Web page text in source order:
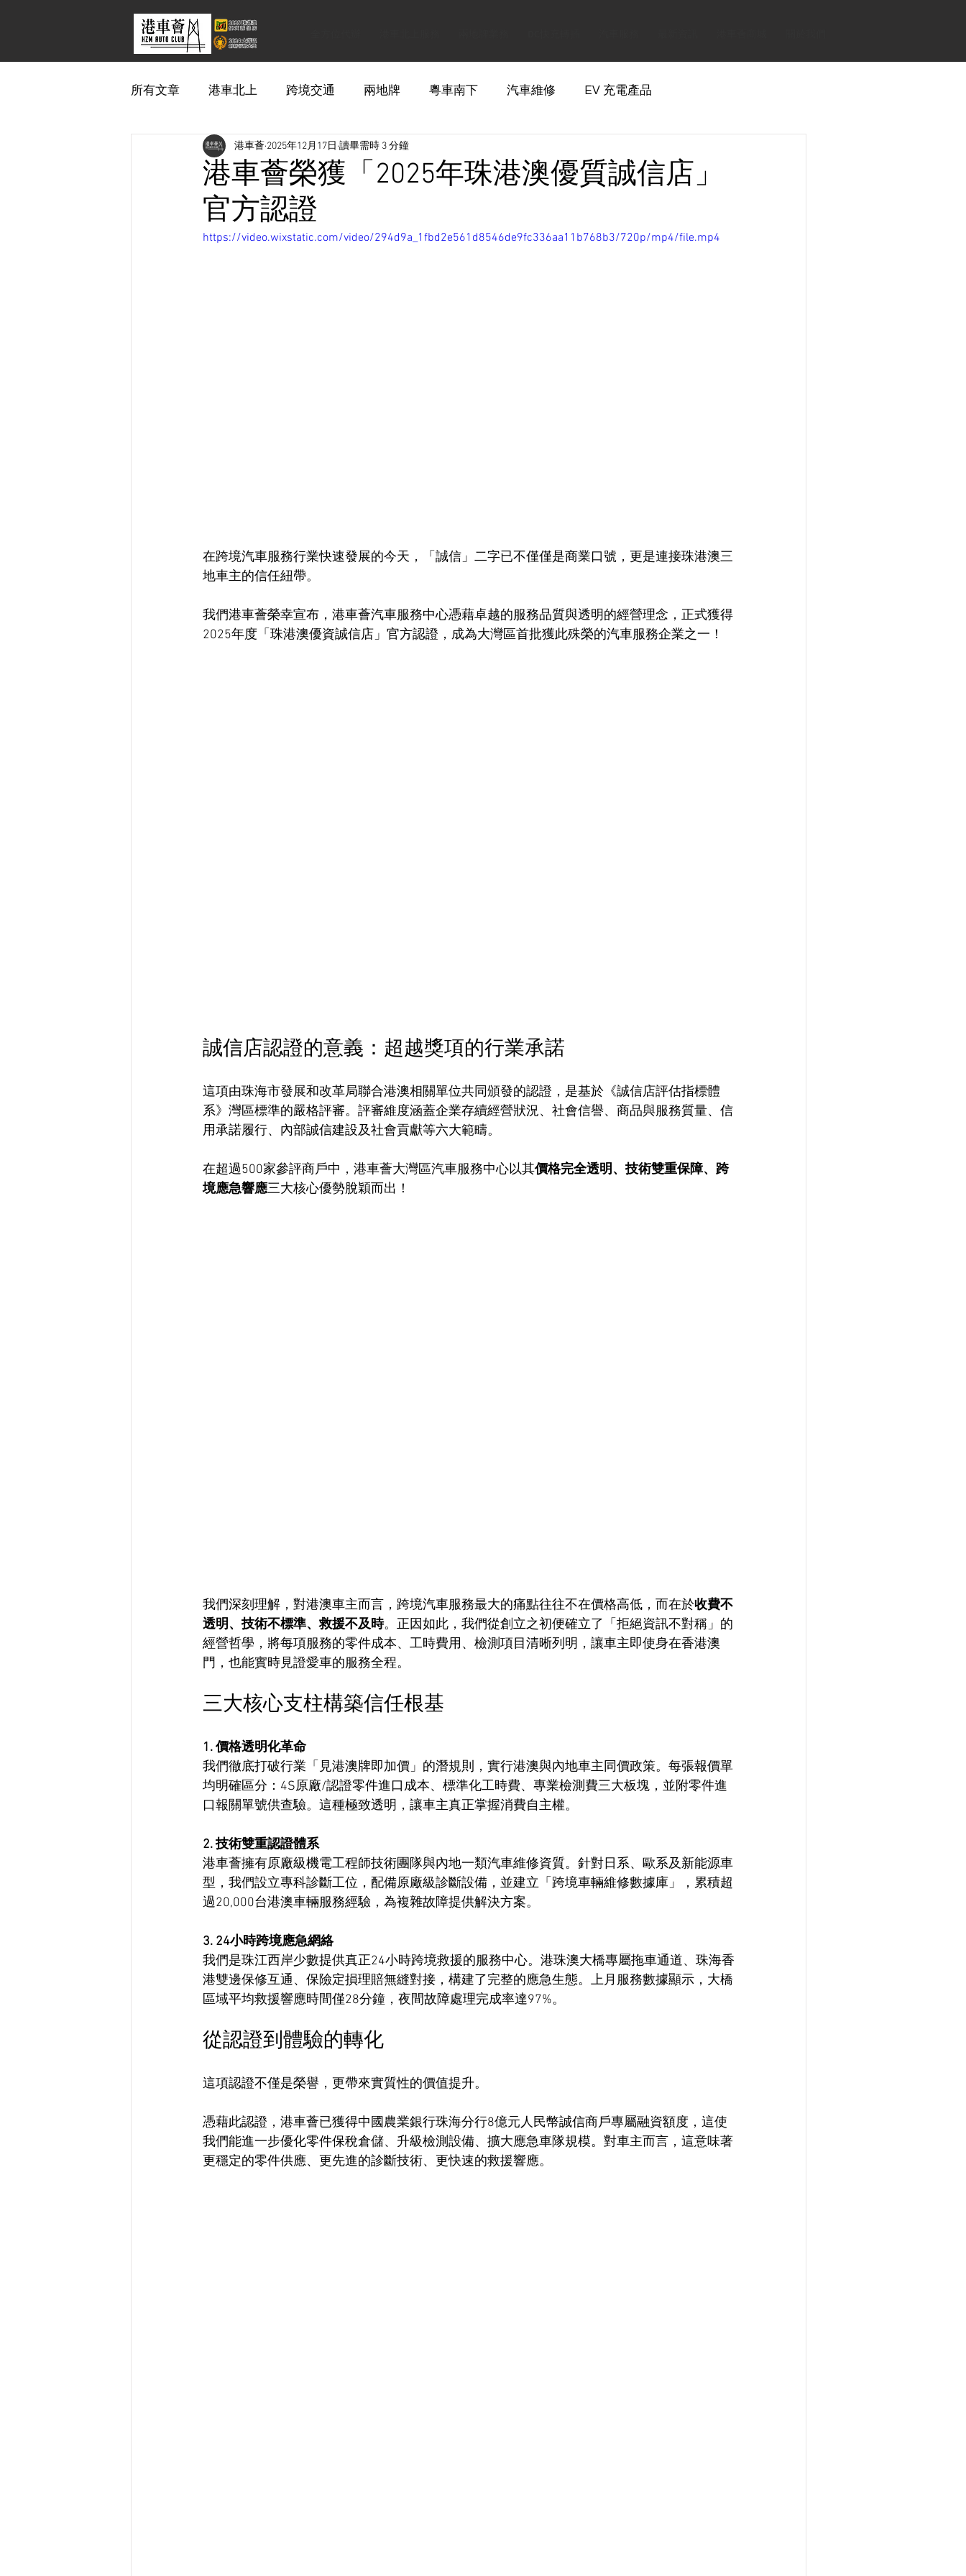
所有文章 港車北上 跨境交通 兩地牌 粵車南下 汽車維修 EV 充電產品
港車薈榮獲「2025年珠港澳優質誠信店」
官方認證
港車薈 2025年12月17日 讀畢需時 3 分鐘
https://video.wixstatic.com/video/294d9a_1fbd2e561d8546de9fc336aa11b768b3/720p/mp4/file.mp4
在跨境汽車服務行業快速發展的今天，「誠信」二字已不僅僅是商業口號，更是連接珠港澳三
地車主的信任紐帶。
我們港車薈榮幸宣布，港車薈汽車服務中心憑藉卓越的服務品質與透明的經營理念，正式獲得
2025年度「珠港澳優資誠信店」官方認證，成為大灣區首批獲此殊榮的汽車服務企業之一！
誠信店認證的意義：超越獎項的行業承諾
這項由珠海市發展和改革局聯合港澳相關單位共同頒發的認證，是基於《誠信店評估指標體
系》灣區標準的嚴格評審。評審維度涵蓋企業存續經營狀況、社會信譽、商品與服務質量、信
用承諾履行、內部誠信建設及社會貢獻等六大範疇。
在超過500家參評商戶中，港車薈大灣區汽車服務中心以其價格完全透明、技術雙重保障、跨
境應急響應三大核心優勢脫穎而出！
我們深刻理解，對港澳車主而言，跨境汽車服務最大的痛點往往不在價格高低，而在於收費不
透明、技術不標準、救援不及時。正因如此，我們從創立之初便確立了「拒絕資訊不對稱」的
經營哲學，將每項服務的零件成本、工時費用、檢測項目清晰列明，讓車主即使身在香港澳
門，也能實時見證愛車的服務全程。
三大核心支柱構築信任根基
1. 價格透明化革命
我們徹底打破行業「見港澳牌即加價」的潛規則，實行港澳與內地車主同價政策。每張報價單
均明確區分：4S原廠/認證零件進口成本、標準化工時費、專業檢測費三大板塊，並附零件進
口報關單號供查驗。這種極致透明，讓車主真正掌握消費自主權。
2. 技術雙重認證體系
港車薈擁有原廠級機電工程師技術團隊與內地一類汽車維修資質。針對日系、歐系及新能源車
型，我們設立專科診斷工位，配備原廠級診斷設備，並建立「跨境車輛維修數據庫」，累積超
過20,000台港澳車輛服務經驗，為複雜故障提供解決方案。
3. 24小時跨境應急網絡
我們是珠江西岸少數提供真正24小時跨境救援的服務中心。港珠澳大橋專屬拖車通道、珠海香
港雙邊保修互通、保險定損理賠無縫對接，構建了完整的應急生態。上月服務數據顯示，大橋
區域平均救援響應時間僅28分鐘，夜間故障處理完成率達97%。
從認證到體驗的轉化
這項認證不僅是榮譽，更帶來實質性的價值提升。
憑藉此認證，港車薈已獲得中國農業銀行珠海分行8億元人民幣誠信商戶專屬融資額度，這使
我們能進一步優化零件保稅倉儲、升級檢測設備、擴大應急車隊規模。對車主而言，這意味著
更穩定的零件供應、更先進的診斷技術、更快速的救援響應。